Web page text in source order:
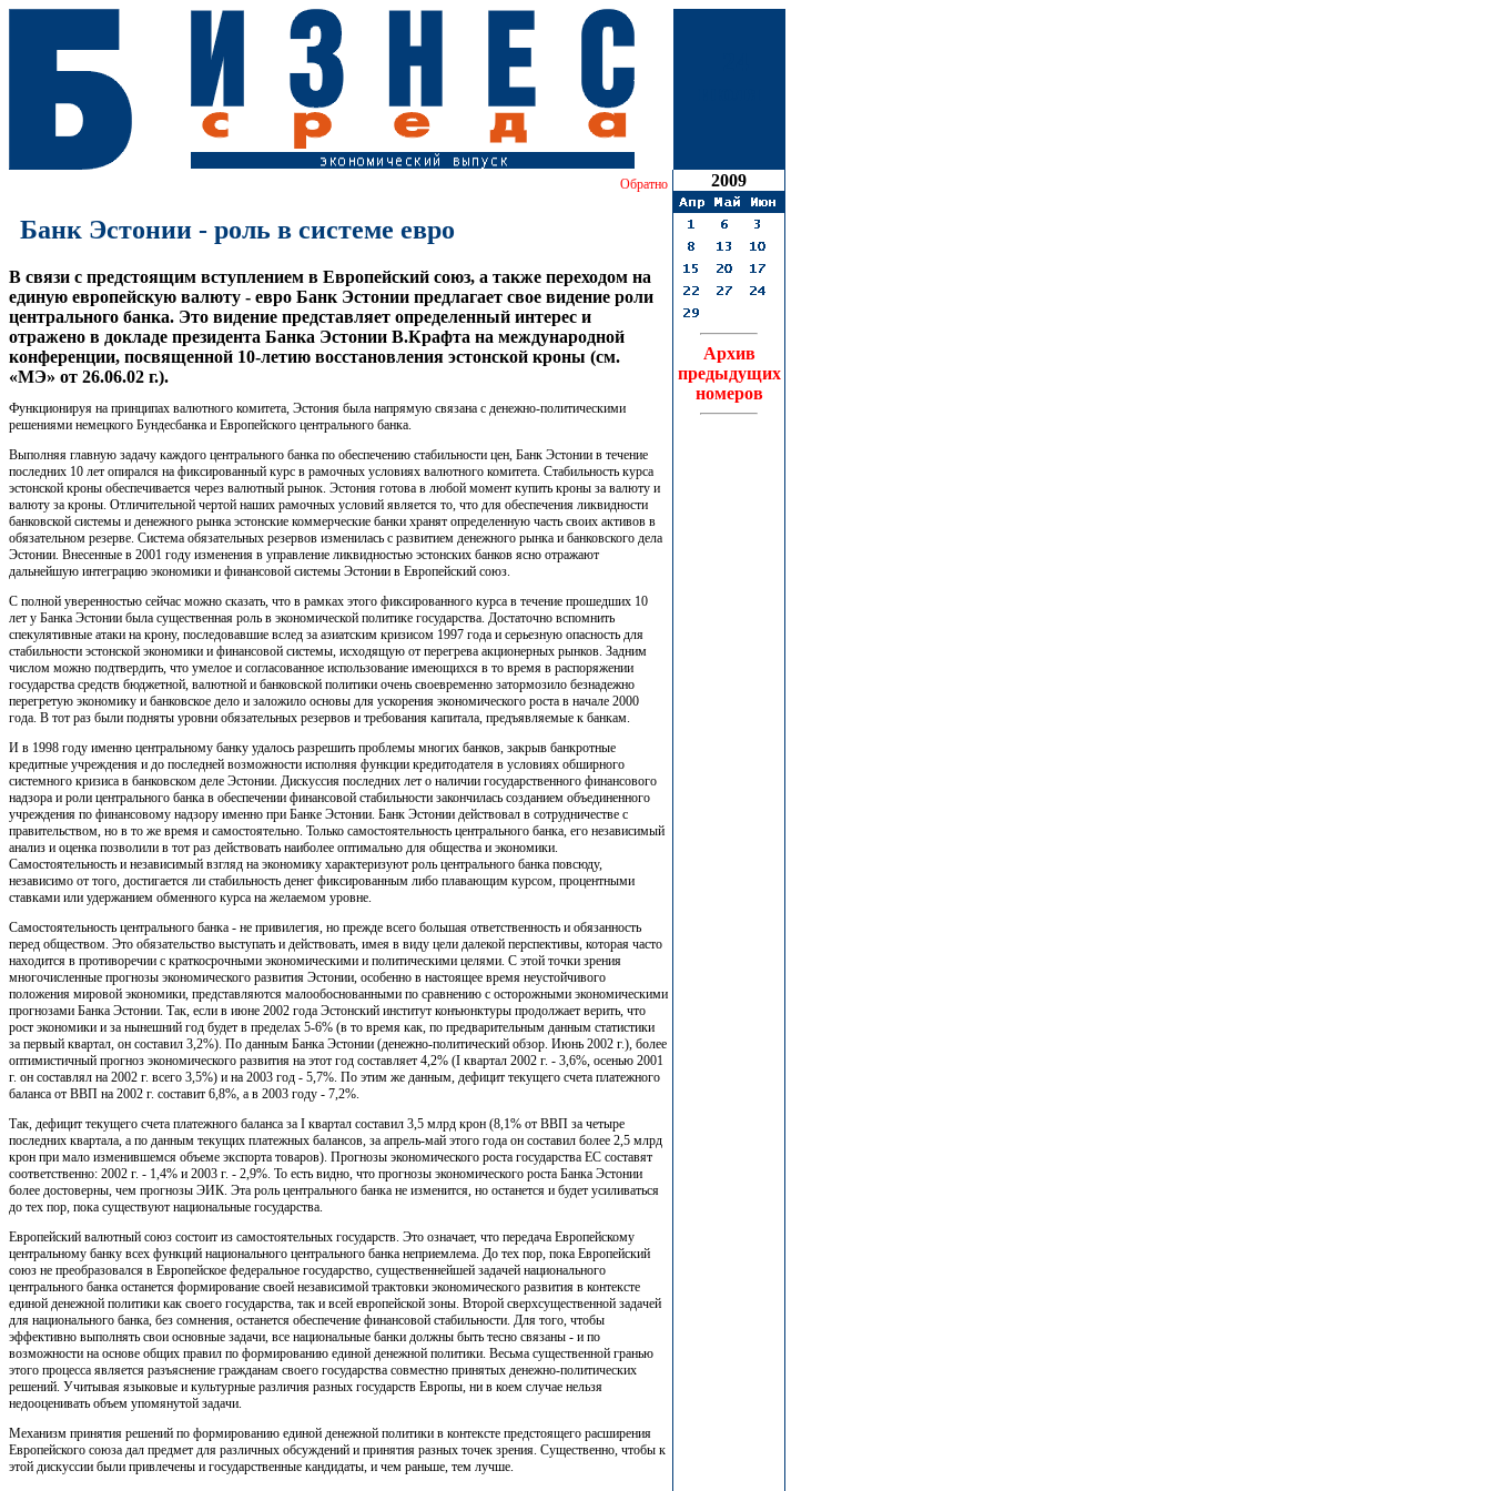
Обратно
Банк Эстонии - роль в системе евро
В связи с предстоящим вступлением в Европейский союз, а также переходом на
единую европейскую валюту - евро Банк Эстонии предлагает свое видение роли
центрального банка. Это видение представляет определенный интерес и
отражено в докладе президента Банка Эстонии В.Крафта на международной
конференции, посвященной 10-летию восстановления эстонской кроны (см.
«МЭ» от 26.06.02 г.).
Функционируя на принципах валютного комитета, Эстония была напрямую связана с денежно-политическими
решениями немецкого Бундесбанка и Европейского центрального банка.
Выполняя главную задачу каждого центрального банка по обеспечению стабильности цен, Банк Эстонии в течение
последних 10 лет опирался на фиксированный курс в рамочных условиях валютного комитета. Стабильность курса
эстонской кроны обеспечивается через валютный рынок. Эстония готова в любой момент купить кроны за валюту и
валюту за кроны. Отличительной чертой наших рамочных условий является то, что для обеспечения ликвидности
банковской системы и денежного рынка эстонские коммерческие банки хранят определенную часть своих активов в
обязательном резерве. Система обязательных резервов изменилась с развитием денежного рынка и банковского дела
Эстонии. Внесенные в 2001 году изменения в управление ликвидностью эстонских банков ясно отражают
дальнейшую интеграцию экономики и финансовой системы Эстонии в Европейский союз.
С полной уверенностью сейчас можно сказать, что в рамках этого фиксированного курса в течение прошедших 10
лет у Банка Эстонии была существенная роль в экономической политике государства. Достаточно вспомнить
спекулятивные атаки на крону, последовавшие вслед за азиатским кризисом 1997 года и серьезную опасность для
стабильности эстонской экономики и финансовой системы, исходящую от перегрева акционерных рынков. Задним
числом можно подтвердить, что умелое и согласованное использование имеющихся в то время в распоряжении
государства средств бюджетной, валютной и банковской политики очень своевременно затормозило безнадежно
перегретую экономику и банковское дело и заложило основы для ускорения экономического роста в начале 2000
года. В тот раз были подняты уровни обязательных резервов и требования капитала, предъявляемые к банкам.
И в 1998 году именно центральному банку удалось разрешить проблемы многих банков, закрыв банкротные
кредитные учреждения и до последней возможности исполняя функции кредитодателя в условиях обширного
системного кризиса в банковском деле Эстонии. Дискуссия последних лет о наличии государственного финансового
надзора и роли центрального банка в обеспечении финансовой стабильности закончилась созданием объединенного
учреждения по финансовому надзору именно при Банке Эстонии. Банк Эстонии действовал в сотрудничестве с
правительством, но в то же время и самостоятельно. Только самостоятельность центрального банка, его независимый
анализ и оценка позволили в тот раз действовать наиболее оптимально для общества и экономики.
Самостоятельность и независимый взгляд на экономику характеризуют роль центрального банка повсюду,
независимо от того, достигается ли стабильность денег фиксированным либо плавающим курсом, процентными
ставками или удержанием обменного курса на желаемом уровне.
Самостоятельность центрального банка - не привилегия, но прежде всего большая ответственность и обязанность
перед обществом. Это обязательство выступать и действовать, имея в виду цели далекой перспективы, которая часто
находится в противоречии с краткосрочными экономическими и политическими целями. С этой точки зрения
многочисленные прогнозы экономического развития Эстонии, особенно в настоящее время неустойчивого
положения мировой экономики, представляются малообоснованными по сравнению с осторожными экономическими
прогнозами Банка Эстонии. Так, если в июне 2002 года Эстонский институт конъюнктуры продолжает верить, что
рост экономики и за нынешний год будет в пределах 5-6% (в то время как, по предварительным данным статистики
за первый квартал, он составил 3,2%). По данным Банка Эстонии (денежно-политический обзор. Июнь 2002 г.), более
оптимистичный прогноз экономического развития на этот год составляет 4,2% (I квартал 2002 г. - 3,6%, осенью 2001
г. он составлял на 2002 г. всего 3,5%) и на 2003 год - 5,7%. По этим же данным, дефицит текущего счета платежного
баланса от ВВП на 2002 г. составит 6,8%, а в 2003 году - 7,2%.
Так, дефицит текущего счета платежного баланса за I квартал составил 3,5 млрд крон (8,1% от ВВП за четыре
последних квартала, а по данным текущих платежных балансов, за апрель-май этого года он составил более 2,5 млрд
крон при мало изменившемся объеме экспорта товаров). Прогнозы экономического роста государства ЕС составят
соответственно: 2002 г. - 1,4% и 2003 г. - 2,9%. То есть видно, что прогнозы экономического роста Банка Эстонии
более достоверны, чем прогнозы ЭИК. Эта роль центрального банка не изменится, но останется и будет усиливаться
до тех пор, пока существуют национальные государства.
Европейский валютный союз состоит из самостоятельных государств. Это означает, что передача Европейскому
центральному банку всех функций национального центрального банка неприемлема. До тех пор, пока Европейский
союз не преобразовался в Европейское федеральное государство, существеннейшей задачей национального
центрального банка останется формирование своей независимой трактовки экономического развития в контексте
единой денежной политики как своего государства, так и всей европейской зоны. Второй сверхсущественной задачей
для национального банка, без сомнения, останется обеспечение финансовой стабильности. Для того, чтобы
эффективно выполнять свои основные задачи, все национальные банки должны быть тесно связаны - и по
возможности на основе общих правил по формированию единой денежной политики. Весьма существенной гранью
этого процесса является разъяснение гражданам своего государства совместно принятых денежно-политических
решений. Учитывая языковые и культурные различия разных государств Европы, ни в коем случае нельзя
недооценивать объем упомянутой задачи.
Механизм принятия решений по формированию единой денежной политики в контексте предстоящего расширения
Европейского союза дал предмет для различных обсуждений и принятия разных точек зрения. Существенно, чтобы к
этой дискуссии были привлечены и государственные кандидаты, и чем раньше, тем лучше.
2009
Архив
предыдущих
номеров